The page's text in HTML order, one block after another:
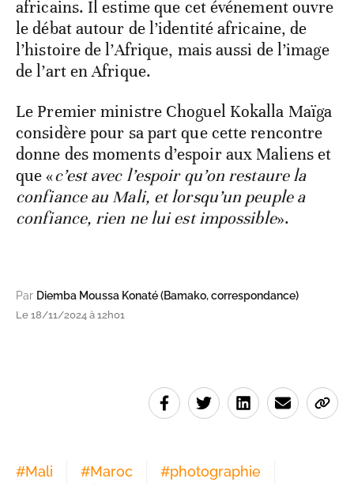
africains. Il estime que cet événement ouvre
le débat autour de l’identité africaine, de
l’histoire de l’Afrique, mais aussi de l’image
de l’art en Afrique.
Le Premier ministre Choguel Kokalla Maïga
considère pour sa part que cette rencontre
donne des moments d’espoir aux Maliens et
que «c’est avec l’espoir qu’on restaure la
confiance au Mali, et lorsqu’un peuple a
confiance, rien ne lui est impossible».
Par Diemba Moussa Konaté (Bamako, correspondance)
Le 18/11/2024 à 12h01
#Mali #Maroc #photographie